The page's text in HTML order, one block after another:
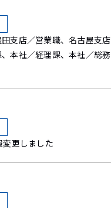
田支店／営業職、名古屋支店
本社／経理課、本社／総務
更しました